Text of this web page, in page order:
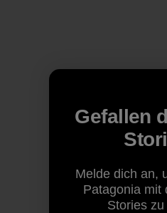
Gefallen
Melde dich an,
Patagonia mit
Stories